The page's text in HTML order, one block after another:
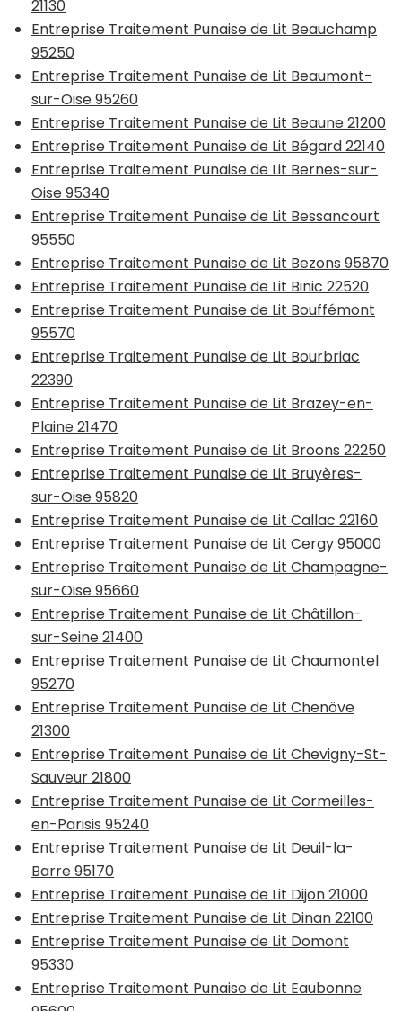
21130
Entreprise Traitement Punaise de Lit Beauchamp
95250
Entreprise Traitement Punaise de Lit Beaumont-
sur-Oise 95260
Entreprise Traitement Punaise de Lit Beaune 21200
Entreprise Traitement Punaise de Lit Bégard 22140
Entreprise Traitement Punaise de Lit Bernes-sur-
Oise 95340
Entreprise Traitement Punaise de Lit Bessancourt
95550
Entreprise Traitement Punaise de Lit Bezons 95870
Entreprise Traitement Punaise de Lit Binic 22520
Entreprise Traitement Punaise de Lit Bouffémont
95570
Entreprise Traitement Punaise de Lit Bourbriac
22390
Entreprise Traitement Punaise de Lit Brazey-en-
Plaine 21470
Entreprise Traitement Punaise de Lit Broons 22250
Entreprise Traitement Punaise de Lit Bruyères-
sur-Oise 95820
Entreprise Traitement Punaise de Lit Callac 22160
Entreprise Traitement Punaise de Lit Cergy 95000
Entreprise Traitement Punaise de Lit Champagne-
sur-Oise 95660
Entreprise Traitement Punaise de Lit Châtillon-
sur-Seine 21400
Entreprise Traitement Punaise de Lit Chaumontel
95270
Entreprise Traitement Punaise de Lit Chenôve
21300
Entreprise Traitement Punaise de Lit Chevigny-St-
Sauveur 21800
Entreprise Traitement Punaise de Lit Cormeilles-
en-Parisis 95240
Entreprise Traitement Punaise de Lit Deuil-la-
Barre 95170
Entreprise Traitement Punaise de Lit Dijon 21000
Entreprise Traitement Punaise de Lit Dinan 22100
Entreprise Traitement Punaise de Lit Domont
95330
Entreprise Traitement Punaise de Lit Eaubonne